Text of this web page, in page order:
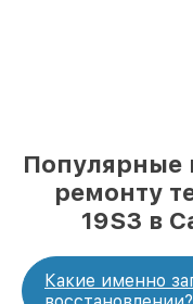
Популярные
ремонту
19S3 в
Какие именно